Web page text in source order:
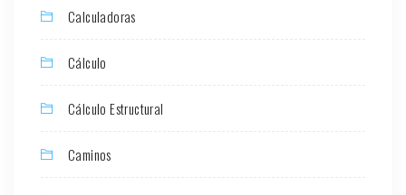
Calculadoras
Cálculo
Cálculo Estructural
Caminos